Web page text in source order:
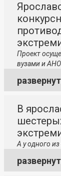
Проект
вузами и АНО.
В
А у одного